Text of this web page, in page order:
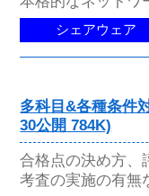
シェアウェア
多科目&各種条件
30公開 784K)
合格点の決め方、
考査の実施の有無